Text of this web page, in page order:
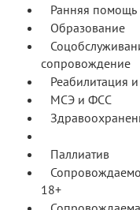
Ранняя помощь
Образование
сопровождение
Реабилитация
МСЭ и ФСС
Паллиатив
18+